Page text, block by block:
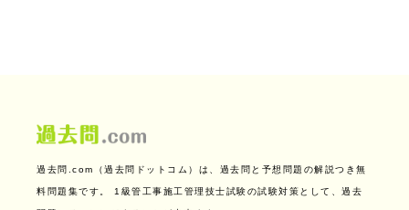
過去問.com（過去問ドットコム）は、過去問と予想問題の解説つき無
料問題集です。 1級管工事施工管理技士試験の試験対策として、過去